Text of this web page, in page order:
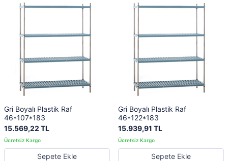
Gri Boyalı Plastik Raf
46*107*183
15.569,22 TL
Sepete Ekle
Gri Boyalı Plastik Raf
46*122*183
15.939,91 TL
Sepete Ekle